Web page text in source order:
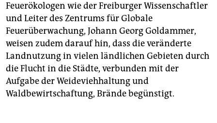
Feuerökologen wie der Freiburger Wissenschaftler
und Leiter des Zentrums für Globale
Feuerüberwachung, Johann Georg Goldammer,
weisen zudem darauf hin, dass die veränderte
Landnutzung in vielen ländlichen Gebieten durch
die Flucht in die Städte, verbunden mit der
Aufgabe der Weideviehhaltung und
Waldbewirtschaftung, Brände begünstigt.